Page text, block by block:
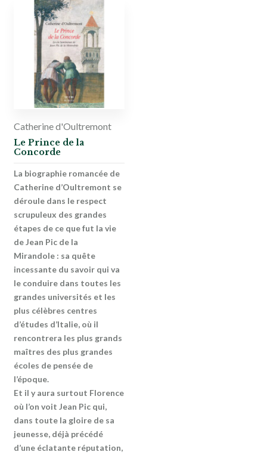
Catherine d'Oultremont
Le Prince de la
Concorde
La biographie romancée de
Catherine d’Oultremont se
déroule dans le respect
scrupuleux des grandes
étapes de ce que fut la vie
de Jean Pic de la
Mirandole : sa quête
incessante du savoir qui va
le conduire dans toutes les
grandes universités et les
plus célèbres centres
d’études d’Italie, où il
rencontrera les plus grands
maîtres des plus grandes
écoles de pensée de
l’époque.
Et il y aura surtout Florence
où l’on voit Jean Pic qui,
dans toute la gloire de sa
jeunesse, déjà précédé
d’une éclatante réputation,